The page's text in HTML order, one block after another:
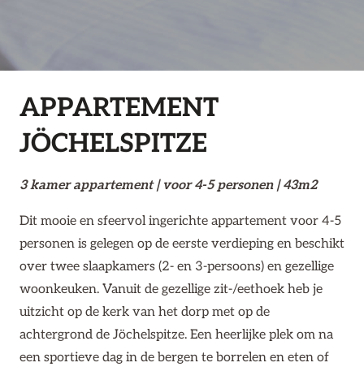
APPARTEMENT
JÖCHELSPITZE
3 kamer appartement | voor4-5 personen | 43m2
Dit mooie en sfeervol ingerichte appartement voor 4-5
personen is gelegen op de eerste verdieping en beschikt
over twee slaapkamers (2- en 3-persoons) en gezellige
woonkeuken. Vanuit de gezellige zit-/eethoek heb je
uitzicht op de kerk van het dorp met op de
achtergrond de Jöchelspitze. Een heerlijke plek om na
een sportieve dag in de bergen te borrelen en eten of